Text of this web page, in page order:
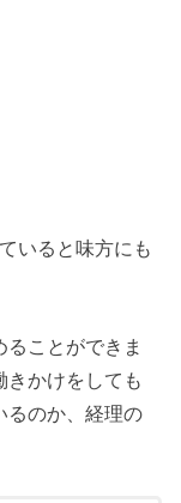
いると味方にも
ことができま
きかけをしても
るのか、経理の